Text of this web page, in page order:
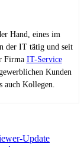
Hand, eines im
der IT tätig und seit
Firma IT-Service
Kunden
auch Kollegen.
Update